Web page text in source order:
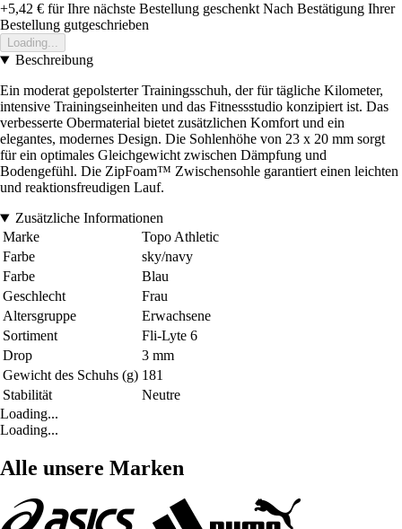
+5,42 € für Ihre nächste Bestellung geschenkt Nach Bestätigung Ihrer
Bestellung gutgeschrieben
Loading...
Beschreibung
Ein moderat gepolsterter Trainingsschuh, der für tägliche Kilometer,
intensive Trainingseinheiten und das Fitnessstudio konzipiert ist. Das
verbesserte Obermaterial bietet zusätzlichen Komfort und ein
elegantes, modernes Design. Die Sohlenhöhe von 23 x 20 mm sorgt
für ein optimales Gleichgewicht zwischen Dämpfung und
Bodengefühl. Die ZipFoam™ Zwischensohle garantiert einen leichten
und reaktionsfreudigen Lauf.
Zusätzliche Informationen
Marke
Topo Athletic
Farbe
sky/navy
Farbe
Blau
Geschlecht
Frau
Altersgruppe
Erwachsene
Sortiment
Fli-Lyte 6
Drop
3 mm
Gewicht des Schuhs (g) 181
Stabilität
Neutre
Loading...
Loading...
Alle unsere Marken